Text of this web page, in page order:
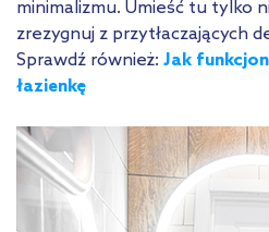
minimalizmu. Umieść tu tylko
zrezygnuj z przytłaczających
Sprawdź również: Jak
łazienkę